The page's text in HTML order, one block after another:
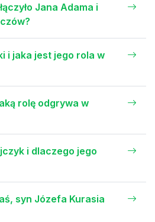
Jana Adama i
i jaka jest jego rola w
rolę odgrywa w
i dlaczego jego
syn Józefa Kurasia